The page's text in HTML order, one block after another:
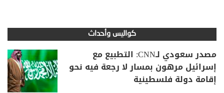
كواليس وأحداث
مصدر سعودي لـCNN: التطبيع مع
إسرائيل مرهون بمسار لا رجعة فيه نحو
إقامة دولة فلسطينية